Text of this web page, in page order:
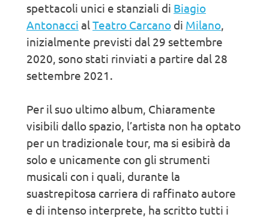
spettacoli unici e stanziali di Biagio
Antonacci alTeatro Carcano di Milano,
inizialmente previsti dal 29 settembre
2020, sono stati rinviati a partire dal 28
settembre 2021.
Per il suo ultimo album, Chiaramente
visibili dallo spazio, l’artista non ha optato
per un tradizionale tour, ma si esibirà da
solo e unicamente con gli strumenti
musicali con i quali, durante la
suastrepitosa carriera di raffinato autore
e di intenso interprete, ha scritto tutti i